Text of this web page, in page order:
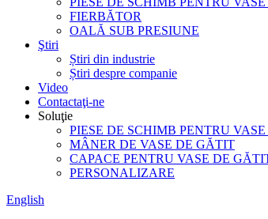
FIERBĂTOR
OALĂ SUB PRESIUNE
Ştiri
Știri din industrie
Știri despre companie
Video
Contactaţi-ne
Soluţie
PIESE DE SCHIMB PENTRU
MÂNER DE VASE DE GĂTIT
CAPACE PENTRU VASE DE
PERSONALIZARE
English